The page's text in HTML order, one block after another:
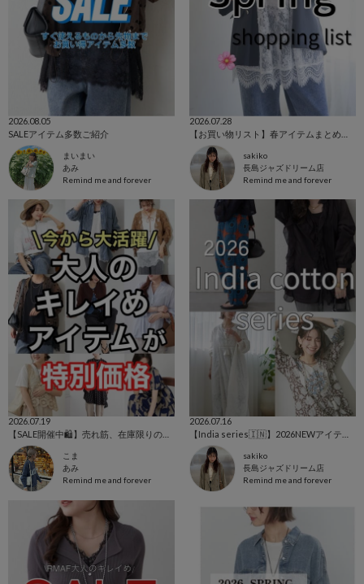
2026.08.05
SALEアイテム多数ご紹介
まいまい
あみ
Remind me and forever
2026.07.28
sakiko
長島ジャズドリーム店
Remind me and forever
2026.07.19
こま
あみ
Remind me and forever
2026.07.16
sakiko
長島ジャズドリーム店
Remind me and forever